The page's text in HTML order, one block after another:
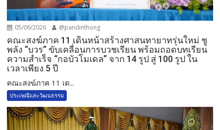
05/06/2026 @pandinthong
คณะสงฆ์ภาค 11 เดินหน้าสร้างศาสนทายาทรุ่นใหม่ ชู
พลัง “บวร” ขับเคลื่อนการบวชเรียน พร้อมถอดบทเรียน
ความสำเร็จ “กอบัวโมเดล” จาก 14 รูป สู่ 100 รูป ใน
เวลาเพียง 5 ปี
คณะสงฆ์ภาค 11 เด...
ประเพณีและวัฒนธรรม